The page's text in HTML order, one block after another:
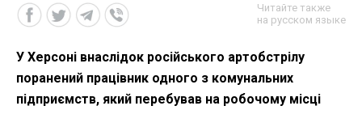
Читайте также
на русском языке
У Херсоні внаслідок російського артобстрілу
поранений працівник одного з комунальних
підприємств, який перебував на робочому місці